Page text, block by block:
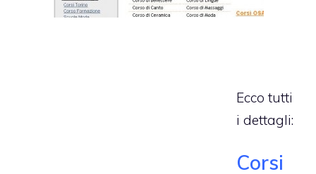
Ecco tutti
i dettagli:
Corsi